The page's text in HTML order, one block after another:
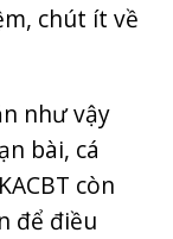
chút ít về
như vậy
bài, cá
còn
để điều